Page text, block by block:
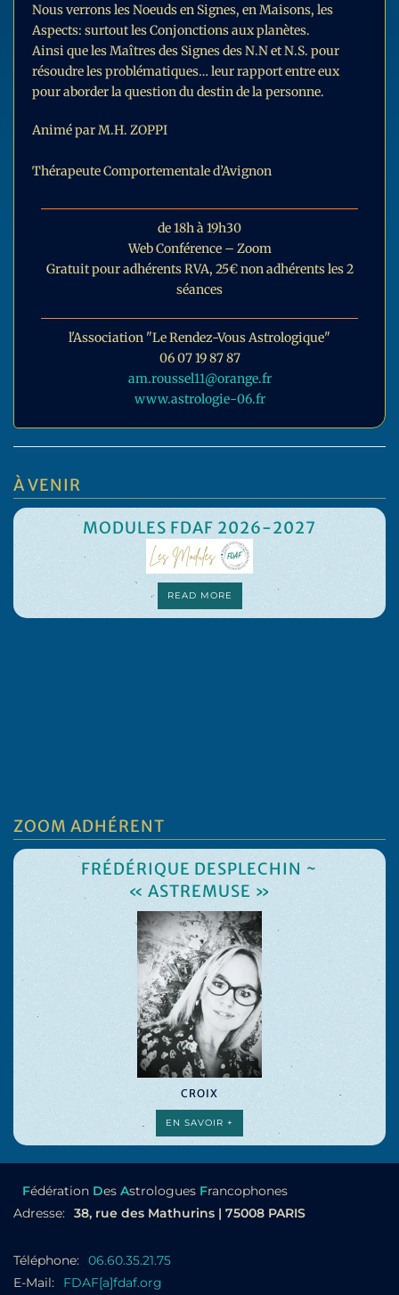
Nous verrons les Noeuds en Signes, en Maisons, les
Aspects: surtout les Conjonctions aux planètes.
Ainsi que les Maîtres des Signes des N.N et N.S. pour
résoudre les problématiques… leur rapport entre eux
pour aborder la question du destin de la personne.
Animé par M.H. ZOPPI
Thérapeute Comportementale d’Avignon
de 18h à 19h30
Web Conférence – Zoom
Gratuit pour adhérents RVA, 25€ non adhérents les 2
séances
l'Association "Le Rendez-Vous Astrologique"
06 07 19 87 87
am.roussel11@orange.fr
www.astrologie-06.fr
À VENIR
MODULES FDAF 2026-2027
READ MORE
ZOOM ADHÉRENT
FRÉDÉRIQUE DESPLECHIN ~
« ASTREMUSE »
CROIX
EN SAVOIR +
Fédération Des Astrologues Francophones
Adresse:
38, rue des Mathurins | 75008 PARIS
Téléphone:
06.60.35.21.75
E-Mail:
FDAF[a]fdaf.org